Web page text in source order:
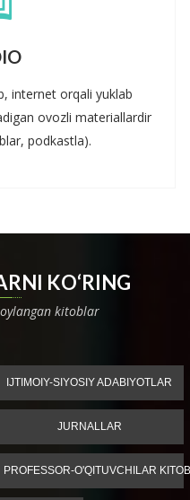
internet orqali yuklab
ovozli materiallardir
podkastla).
KO‘RING
kitoblar
IJTIMOIY-SIYOSIY ADABIYOTLAR
JURNALLAR
PROFESSOR-O'QITUVCHILAR